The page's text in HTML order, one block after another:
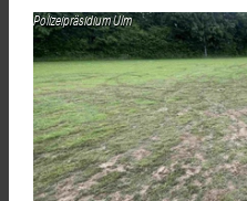
Polizeipräsidium Ulm